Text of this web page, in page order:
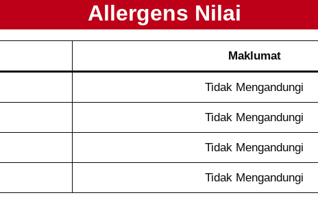
Allergens Nilai
Maklumat
Tidak Mengandungi
Tidak Mengandungi
Tidak Mengandungi
Tidak Mengandungi